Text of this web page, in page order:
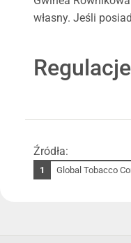
własny. Jeśli
Regulacje
Źródła:
Global Tobacco